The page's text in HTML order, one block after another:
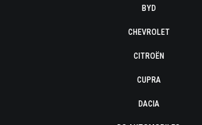
BYD
CHEVROLET
CITROËN
CUPRA
DACIA